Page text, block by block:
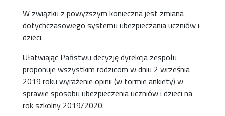
W związku z powyższym konieczna jest zmiana
dotychczasowego systemu ubezpieczania uczniów i
dzieci.
Ułatwiając Państwu decyzję dyrekcja zespołu
proponuje wszystkim rodzicom w dniu 2 września
2019 roku wyrażenie opinii (w formie ankiety) w
sprawie sposobu ubezpieczenia uczniów i dzieci na
rok szkolny 2019/2020.